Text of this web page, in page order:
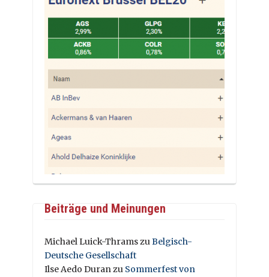
Beiträge und Meinungen
Michael Luick-ThramszuBelgisch-
Deutsche Gesellschaft
Ilse Aedo Duranzu Sommerfest von